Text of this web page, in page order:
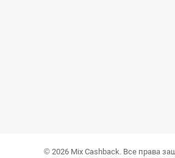
© 2026 Mix Cashback. Все права